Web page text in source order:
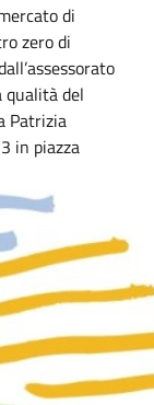
di
zero di
qualità del
Patrizia
in piazza